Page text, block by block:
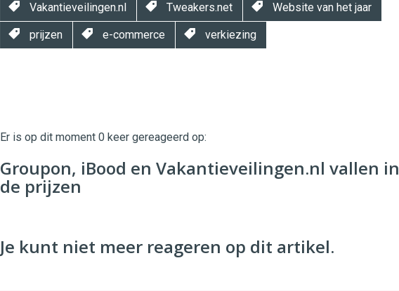
Vakantieveilingen.nl Tweakers.net Website van het jaar
prijzen e-commerce verkiezing
Digital
96 54
Er is op dit moment 0 keer gereageerd op:
Groupon, iBood en Vakantieveilingen.nl vallen in
de prijzen
Je kunt niet meer reageren op dit artikel.